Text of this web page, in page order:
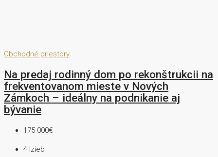
Obchodné priestory
Na predaj rodinný dom po rekonštrukcii na
frekventovanom mieste v Nových
Zámkoch – ideálny na podnikanie aj
bývanie
175 000€
4 Izieb